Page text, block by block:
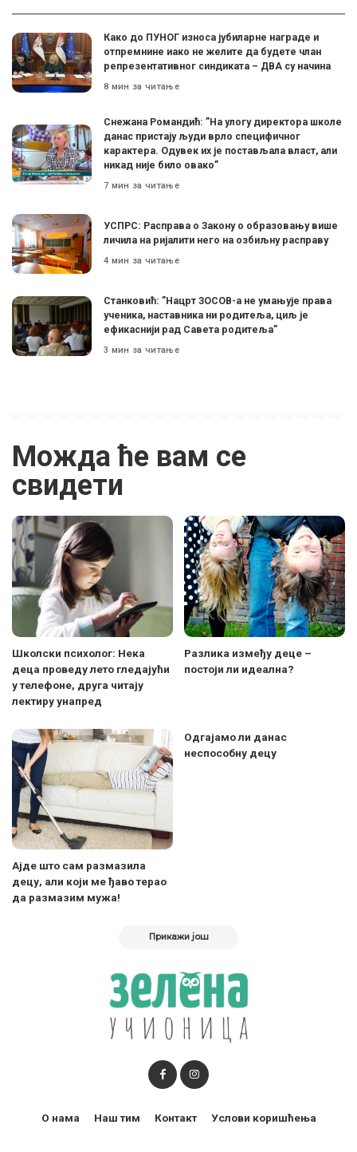
Како до ПУНОГ износа јубиларне награде и
отпремнине иако не желите да будете члан
репрезентативног синдиката – ДВА су начина
8 мин за читање
Снежана Романдић: ”На улогу директора школе
данас пристају људи врло специфичног
карактера. Одувек их је постављала власт, али
никад није било овако”
7 мин за читање
УСПРС: Расправа о Закону о образовању више
личила на ријалити него на озбиљну расправу
4 мин за читање
Станковић: ”Нацрт ЗОСОВ-а не умањује права
ученика, наставника ни родитеља, циљ је
ефикаснији рад Савета родитеља”
3 мин за читање
Можда ће вам се
свидети
Школски психолог: Нека
деца проведу лето гледајући
у телефоне, друга читају
лектиру унапред
Разлика између деце –
постоји ли идеална?
Ајде што сам размазила
децу, али који ме ђаво терао
да размазим мужа!
Одгајамо ли данас
неспособну децу
Прикажи још
О нама Наш тим Контакт Услови коришћења